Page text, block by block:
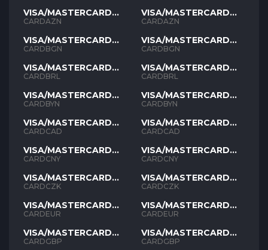
VISA/MASTERCARD
AZN
CARDAZN
VISA/MASTERCARD
BGN
CARDBGN
VISA/MASTERCARD
BRL
CARDBRL
VISA/MASTERCARD
BYN
CARDBYN
VISA/MASTERCARD
CAD
CARDCAD
VISA/MASTERCARD
CNY
CARDCNY
VISA/MASTERCARD
CZK
CARDCZK
VISA/MASTERCARD
EUR
CARDEUR
VISA/MASTERCARD
GBP
CARDGBP
VISA/MASTERCARD
AZN
CARDAZN
VISA/MASTERCARD
BGN
CARDBGN
VISA/MASTERCARD
BRL
CARDBRL
VISA/MASTERCARD
BYN
CARDBYN
VISA/MASTERCARD
CAD
CARDCAD
VISA/MASTERCARD
CNY
CARDCNY
VISA/MASTERCARD
CZK
CARDCZK
VISA/MASTERCARD
EUR
CARDEUR
VISA/MASTERCARD
GBP
CARDGBP